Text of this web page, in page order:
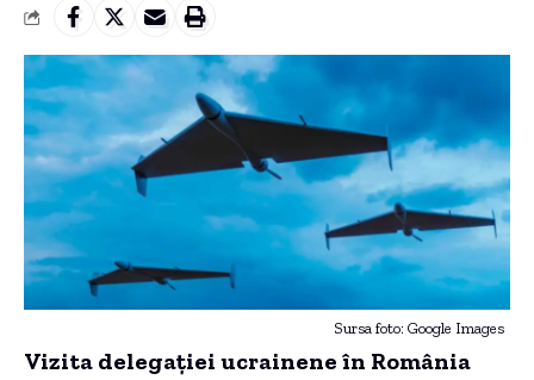
Sursa foto: Google Images
Vizita delegației ucrainene în România